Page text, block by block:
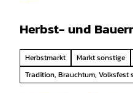
Herbst- und
Herbstmarkt Markt sonstige
Tradition, Brauchtum, Volksfest